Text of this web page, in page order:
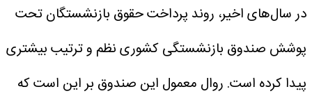
در سال‌های اخیر، روند پرداخت حقوق بازنشستگان تحت
پوشش صندوق بازنشستگی کشوری نظم و ترتیب بیشتری
پیدا کرده است. روال معمول این صندوق بر این است که